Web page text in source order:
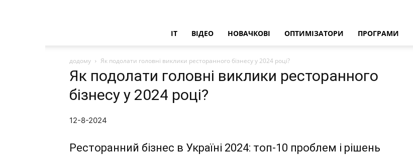
IT ВІДЕО НОВАЧКОВІ ОПТИМІЗАТОРИ ПРОГРАМИ
додому Як подолати головні виклики ресторанного бізнесу у 2024 році?
Як подолати головні виклики ресторанного
бізнесу у 2024 році?
12-8-2024
Ресторанний бізнес в Україні 2024: топ-10 проблем і рішень